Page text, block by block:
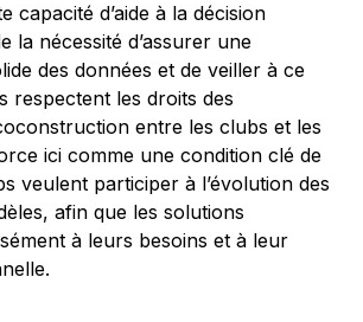
capacité d’aide à la décision
la nécessité d’assurer une
des données et de veiller à ce
respectent les droits des
entre les clubs et les
ici comme une condition clé de
veulent participer à l’évolution des
afin que les solutions
à leurs besoins et à leur